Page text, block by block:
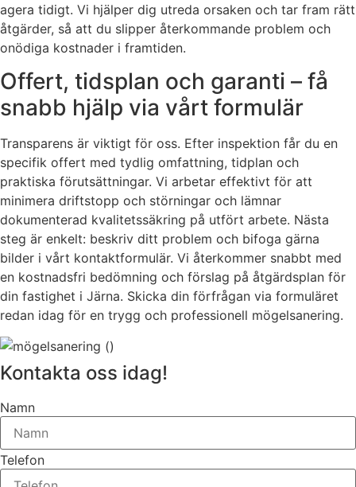
agera tidigt. Vi hjälper dig utreda orsaken och tar fram rätt
åtgärder, så att du slipper återkommande problem och
onödiga kostnader i framtiden.
Offert, tidsplan och garanti – få
snabb hjälp via vårt formulär
Transparens är viktigt för oss. Efter inspektion får du en
specifik offert med tydlig omfattning, tidplan och
praktiska förutsättningar. Vi arbetar effektivt för att
minimera driftstopp och störningar och lämnar
dokumenterad kvalitetssäkring på utfört arbete. Nästa
steg är enkelt: beskriv ditt problem och bifoga gärna
bilder i vårt kontaktformulär. Vi återkommer snabbt med
en kostnadsfri bedömning och förslag på åtgärdsplan för
din fastighet i Järna. Skicka din förfrågan via formuläret
redan idag för en trygg och professionell mögelsanering.
Kontakta oss idag!
Namn
Telefon